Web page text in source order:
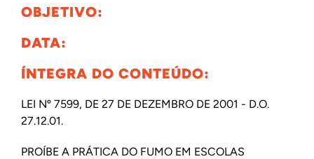
OBJETIVO:
DATA:
ÍNTEGRA DO CONTEÚDO:
LEI Nº 7599, DE 27 DE DEZEMBRO DE 2001 - D.O.
27.12.01.
PROÍBE A PRÁTICA DO FUMO EM ESCOLAS